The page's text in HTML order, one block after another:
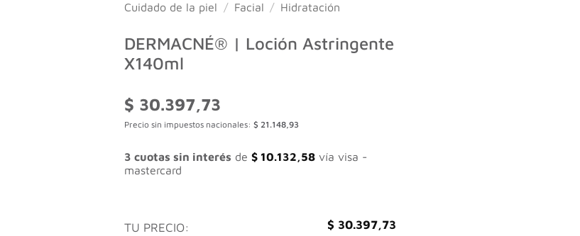
Cuidado de la piel / Facial / Hidratación
DERMACNÉ® | Loción Astringente
X140ml
$ 30.397,73
Precio sin impuestos nacionales: $ 21.148,93
3 cuotas sin interés de $ 10.132,58 vía visa -
mastercard
TU PRECIO: $ 30.397,73